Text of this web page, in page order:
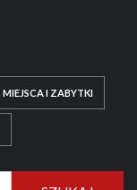
MIEJSCA I ZABYTKI